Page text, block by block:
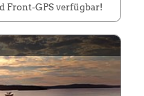
Front-GPS verfügbar!